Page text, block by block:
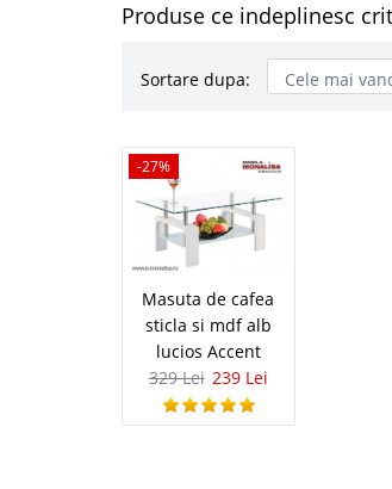
Produse ce indeplinesc
Sortare dupa:
-27%
-27%
Masuta de cafea
sticla si mdf alb
lucios Accent
329 Lei 239 Lei